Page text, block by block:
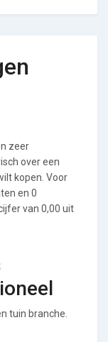
zeer
over een
kopen. Voor
en 0
van 0,00 uit
tuin branche.